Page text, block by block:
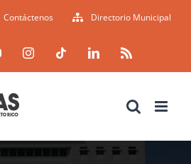
Contáctenos Directorio Municipal
YouTubeInstagramTiktok LinkedIn